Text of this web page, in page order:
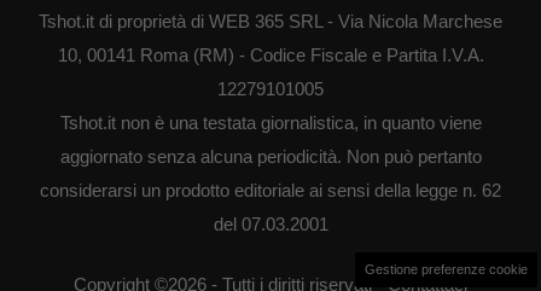
Tshot.it di proprietà di WEB 365 SRL - Via Nicola Marchese
10, 00141 Roma (RM) - Codice Fiscale e Partita I.V.A.
12279101005
Tshot.it non è una testata giornalistica, in quanto viene
aggiornato senza alcuna periodicità. Non può pertanto
considerarsi un prodotto editoriale ai sensi della legge n. 62
del 07.03.2001
Copyright ©2026 - Tutti i diritti riservati - Contattaci
Gestione preferenze cookie